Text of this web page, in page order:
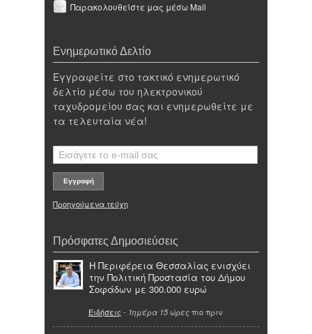
Παρακολουθείστε μας μέσω Mail
Ενημερωτικό Δελτίο
Εγγραφείτε στο τακτικό ενημερωτικό
δελτίο μέσω του ηλεκτρονικού
ταχυδρομείου σας και ενημερωθείτε με
τα τελευταία νέα!
Προηγούμενα τεύχη
Πρόσφατες Δημοσιεύσεις
Η Περιφέρεια Θεσσαλίας ενισχύει
την Πολιτική Προστασία του Δήμου
Σοφάδων με 300.000 ευρώ
Ειδήσεις - 1ημέρα 15 ώρες πιο πριν